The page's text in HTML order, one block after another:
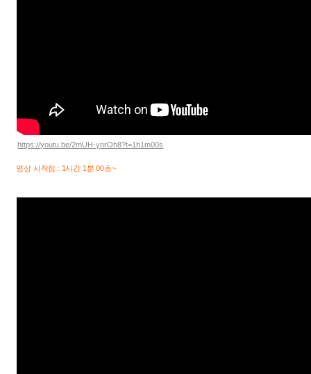
https://youtu.be/2mUH-ynrOh8?t=1h1m00s
영상 시작점 : 1시간 1분 00초~